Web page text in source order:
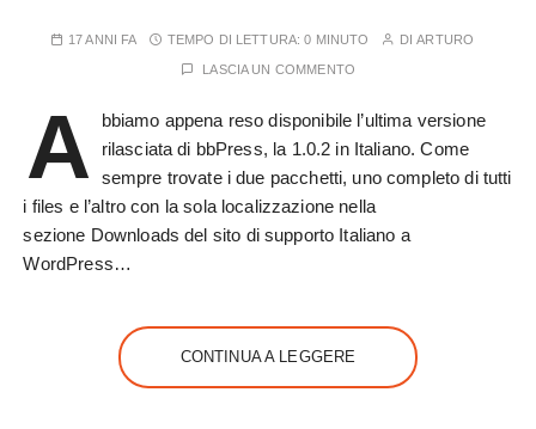
17 ANNI FA TEMPO DI LETTURA:0 MINUTO DIARTURO
LASCIA UN COMMENTO
A
bbiamo appena reso disponibile l’ultima versione
rilasciata di bbPress, la 1.0.2 in Italiano. Come
sempre trovate i due pacchetti, uno completo di tutti
i files e l’altro con la sola localizzazione nella
sezione Downloads del sito di supporto Italiano a
WordPress…
CONTINUA A LEGGERE